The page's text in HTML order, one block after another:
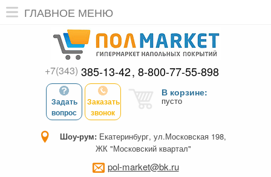
ГЛАВНОЕ МЕНЮ
+7(343) 385-13-42 8-800-77-55-898
Задать
вопрос
Заказать
звонок
В корзине:
пусто
Шоу-рум: Екатеринбург, ул.Московская 198,
ЖК "Московский квартал"
pol-market@bk.ru